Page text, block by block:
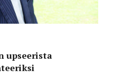
upseerista